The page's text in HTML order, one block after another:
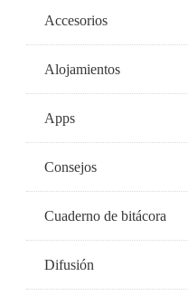
Accesorios
Alojamientos
Apps
Consejos
Cuaderno de bitácora
Difusión